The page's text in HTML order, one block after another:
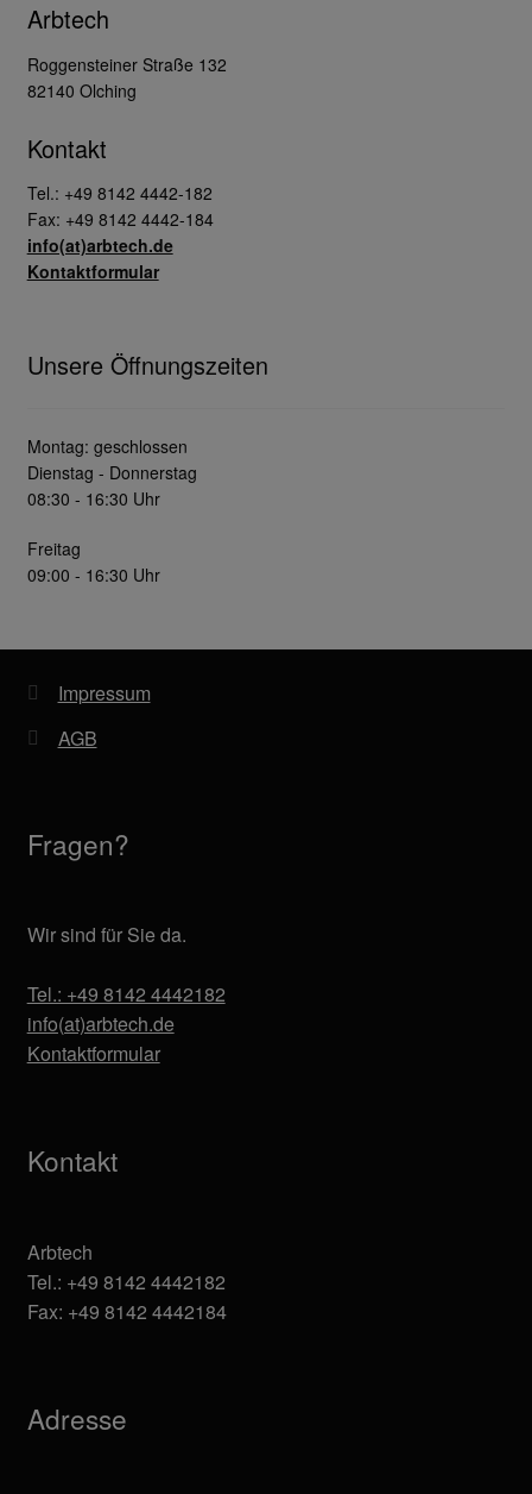
Arbtech
Roggensteiner Straße 132
82140 Olching
Kontakt
Tel.: +49 8142 4442-182
Fax: +49 8142 4442-184
info(at)arbtech.de
Kontaktformular
Unsere Öffnungszeiten
Montag: geschlossen
Dienstag - Donnerstag
08:30 - 16:30 Uhr
Freitag
09:00 - 16:30 Uhr
Impressum
AGB
Fragen?
Wir sind für Sie da.
Tel.: +49 8142 4442182
info(at)arbtech.de
Kontaktformular
Kontakt
Arbtech
Tel.: +49 8142 4442182
Fax: +49 8142 4442184
Adresse